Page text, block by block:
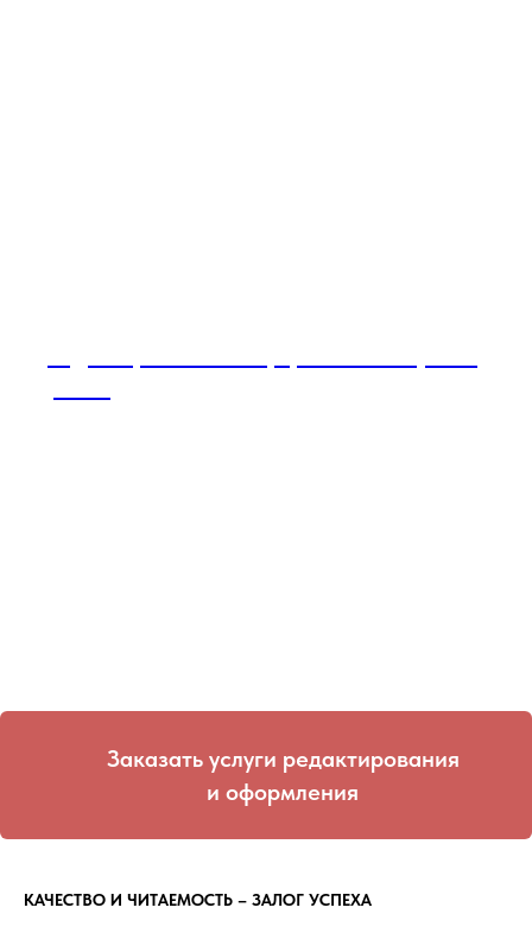
Заказать услуги редактирования
и оформления
КАЧЕСТВО И ЧИТАЕМОСТЬ – ЗАЛОГ УСПЕХА